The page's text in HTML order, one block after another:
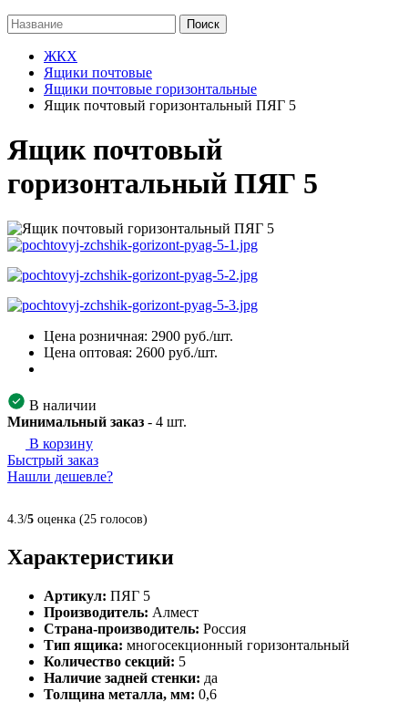
Поиск
ЖКХ
Ящики почтовые
Ящики почтовые горизонтальные
Ящик почтовый горизонтальный ПЯГ 5
Ящик почтовый
горизонтальный ПЯГ 5
Цена розничная: 2900 руб./шт.
Цена оптовая: 2600 руб./шт.
В наличии
Минимальный заказ - 4 шт.
В корзину
Быстрый заказ
Нашли дешевле?
4.3/5 оценка (25 голосов)
Характеристики
Артикул: ПЯГ 5
Производитель: Алмест
Страна-производитель: Россия
Тип ящика: многосекционный горизонтальный
Количество секций: 5
Наличие задней стенки: да
Толщина металла, мм: 0,6